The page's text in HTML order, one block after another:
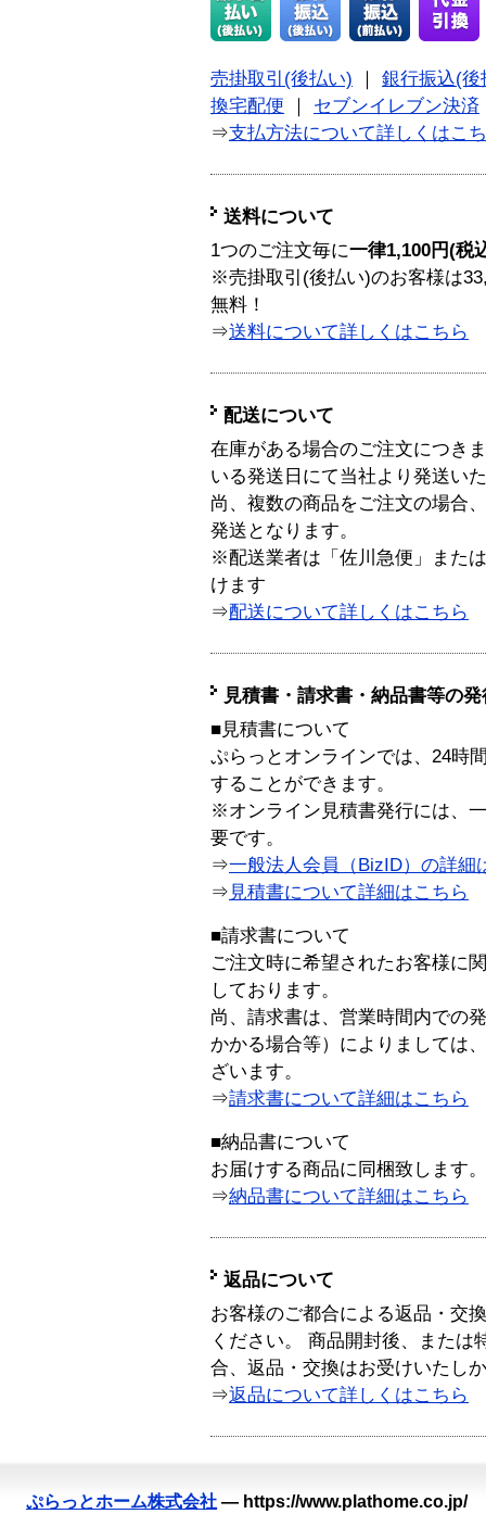
売掛取引(後払い) ｜ 銀行振込(後
換宅配便 ｜ セブンイレブン決済
⇒支払方法について詳しくはこ
送料について
1つのご注文毎に一律1,100円(税
※売掛取引(後払い)のお客様は
無料！
⇒送料について詳しくはこちら
配送について
在庫がある場合のご注文につき
いる発送日にて当社より発送い
尚、複数の商品をご注文の場合
発送となります。
※配送業者は「佐川急便」また
けます
⇒配送について詳しくはこちら
見積書・請求書・納品書等の
■見積書について
ぷらっとオンラインでは、24時
することができます。
※オンライン見積書発行には、
要です。
⇒一般法人会員（BizID）の詳細
⇒ 見積書について詳細はこちら
■請求書について
ご注文時に希望されたお客様に
しております。
尚、請求書は、営業時間内での
かかる場合等）によりましては
ざいます。
⇒請求書について詳細はこちら
■納品書について
お届けする商品に同梱致します。
⇒納品書について詳細はこちら
返品について
お客様のご都合による返品・交
ください。 商品開封後、または
合、返品・交換はお受けいたし
⇒返品について詳しくはこちら
ぷらっとホーム株式会社 — https://www.plathome.co.jp/